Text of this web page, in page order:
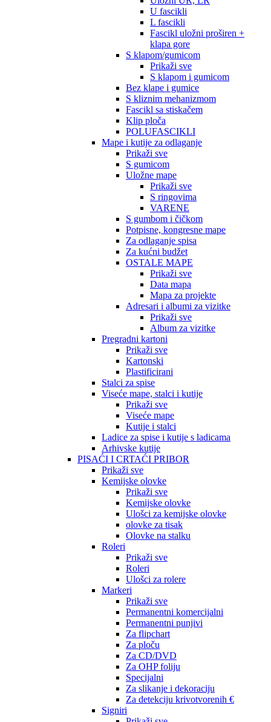
U fascikli
L fascikli
Fascikl uložni proširen +
klapa gore
S klapom/gumicom
Prikaži sve
S klapom i gumicom
Bez klape i gumice
S kliznim mehanizmom
Fascikl sa stiskačem
Klip ploča
POLUFASCIKLI
Mape i kutije za odlaganje
Prikaži sve
S gumicom
Uložne mape
Prikaži sve
S ringovima
VARENE
S gumbom i čičkom
Potpisne, kongresne mape
Za odlaganje spisa
Za kućni budžet
OSTALE MAPE
Prikaži sve
Data mapa
Mapa za projekte
Adresari i albumi za vizitke
Prikaži sve
Album za vizitke
Pregradni kartoni
Prikaži sve
Kartonski
Plastificirani
Stalci za spise
Viseće mape, stalci i kutije
Prikaži sve
Viseće mape
Kutije i stalci
Ladice za spise i kutije s ladicama
Arhivske kutije
PISAĆI I CRTAĆI PRIBOR
Prikaži sve
Kemijske olovke
Prikaži sve
Kemijske olovke
Ulošci za kemijske olovke
olovke za tisak
Olovke na stalku
Roleri
Prikaži sve
Roleri
Ulošci za rolere
Markeri
Prikaži sve
Permanentni komercijalni
Permanentni punjivi
Za flipchart
Za ploču
Za CD/DVD
Za OHP foliju
Specijalni
Za slikanje i dekoraciju
Za detekciju krivotvorenih €
Signiri